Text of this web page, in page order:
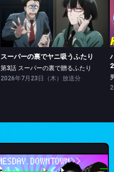
スーパーの裏でヤニ吸うふたり
第3話 スーパーの裏で贈るふたり
スーパーの裏でヤニ吸うふたり
第3話 スーパーの裏で贈るふたり
2026年7月23日（木）放送分